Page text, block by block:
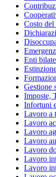
Costo
Enti
Gestione
Imposte,
Infortuni
Lavoro a
Lavoro
Lavoro
Lavoro
Lavoro
Lavoro
Lavoro